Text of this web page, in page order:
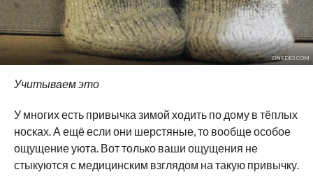
ONEDIO.COM
Учитываем это
У многих есть привычка зимой ходить по дому в тёплых
носках. А ещё если они шерстяные, то вообще особое
ощущение уюта. Вот только ваши ощущения не
стыкуются с медицинским взглядом на такую привычку.